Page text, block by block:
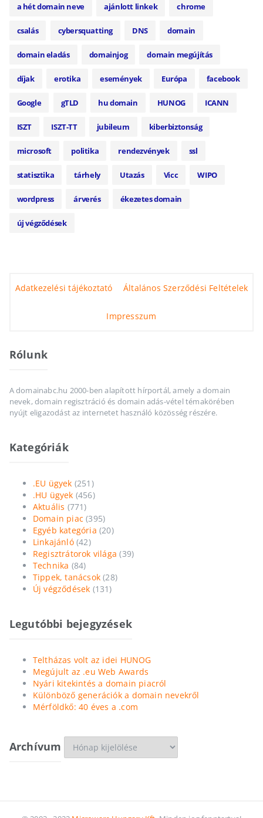
a hét domain neve ajánlott linkek chrome
csalás cybersquatting DNS domain
domain eladás domainjog domain megújítás
díjak erotika események Európa facebook
Google gTLD hu domain HUNOG ICANN
ISZT ISZT-TT jubileum kiberbiztonság
microsoft politika rendezvények ssl
statisztika tárhely Utazás Vicc WIPO
wordpress árverés ékezetes domain
új végződések
Adatkezelési tájékoztató Általános Szerződési Feltételek
Impresszum
Rólunk
A domainabc.hu 2000-ben alapított hírportál, amely a domain
nevek, domain regisztráció és domain adás-vétel témakörében
nyújt eligazodást az internetet használó közösség részére.
Kategóriák
.EU ügyek (251)
.HU ügyek (456)
Aktuális (771)
Domain piac (395)
Egyéb kategória (20)
Linkajánló(42)
Regisztrátorok világa (39)
Technika (84)
Tippek, tanácsok (28)
Új végződések (131)
Legutóbbi bejegyzések
Teltházas volt az idei HUNOG
Megújult az .eu Web Awards
Nyári kitekintés a domain piacról
Különböző generációk a domain nevekről
Mérföldkő: 40 éves a .com
Archívum